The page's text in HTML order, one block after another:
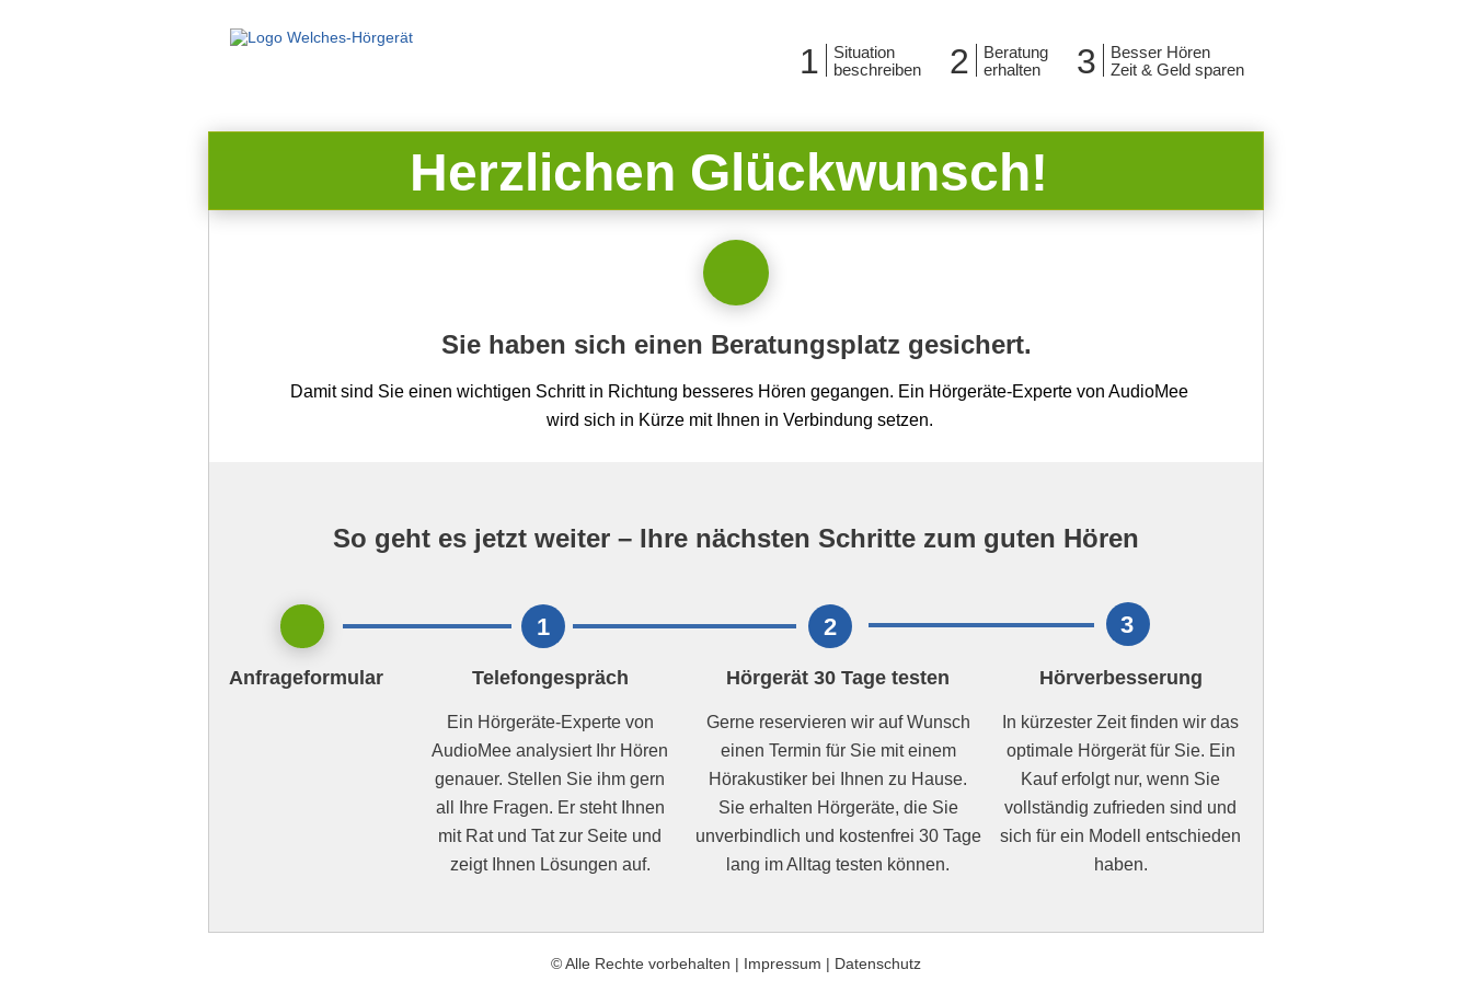
1
Situation
beschreiben
2
Beratung
erhalten
3
Besser Hören
Zeit & Geld sparen
Damit sind Sie einen wichtigen Schritt in Richtung besseres Hören gegangen. Ein Hörgeräte-Experte von AudioMee
wird sich in Kürze mit Ihnen in Verbindung setzen.
So geht es jetzt weiter – Ihre nächsten Schritte zum guten Hören
Herzlichen Glückwunsch!
Hörgerät 30 Tage testen
Gerne reservieren wir auf Wunsch
einen Termin für Sie mit einem
Hörakustiker bei Ihnen zu Hause.
Sie erhalten Hörgeräte, die Sie
unverbindlich und kostenfrei 30 Tage
lang im Alltag testen können.
Hörverbesserung
In kürzester Zeit finden wir das
optimale Hörgerät für Sie. Ein
Kauf erfolgt nur, wenn Sie
vollständig zufrieden sind und
sich für ein Modell entschieden
haben.
Sie haben sich einen Beratungsplatz gesichert.
2
Telefongespräch
Ein Hörgeräte-Experte von
AudioMee analysiert Ihr Hören
genauer. Stellen Sie ihm gern
all Ihre Fragen. Er steht Ihnen
mit Rat und Tat zur Seite und
zeigt Ihnen Lösungen auf.
1
Anfrageformular
3
© Alle Rechte vorbehalten | Impressum | Datenschutz